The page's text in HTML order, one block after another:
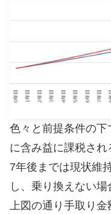
色々と前提条件の
に含み益に課税さ
7年後までは現状維
し、乗り換えない場
上図の通り手取り